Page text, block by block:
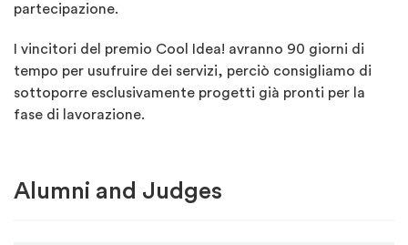
partecipazione.
I vincitori del premio Cool Idea! avranno 90 giorni di
tempo per usufruire dei servizi, perciò consigliamo di
sottoporre esclusivamente progetti già pronti per la
fase di lavorazione.
Alumni and Judges